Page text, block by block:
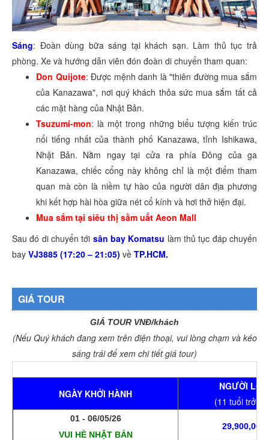
Sáng: Đoàn dùng bữa sáng tại khách sạn. Làm thủ tục trả
phòng. Xe và hướng dẫn viên đón đoàn di chuyển tham quan:
Don Quijote: Được mệnh danh là "thiên đường mua sắm
của Kanazawa", nơi quý khách thỏa sức mua sắm tất cả
các mặt hàng của Nhật Bản.
Tsuzumi-mon: là một trong những biểu tượng kiến trúc
nổi tiếng nhất của thành phố Kanazawa, tỉnh Ishikawa,
Nhật Bản. Nằm ngay tại cửa ra phía Đông của ga
Kanazawa, chiếc cổng này không chỉ là một điểm tham
quan mà còn là niềm tự hào của người dân địa phương
khi kết hợp hài hòa giữa nét cổ kính và hơi thở hiện đại.
Mua sắm tại siêu thị sầm uất Aeon Mall
Sau đó di chuyển tới sân bay Komatsu làm thủ tục đáp chuyến
bay VJ3885 (17:20 – 21:05) về TP.HCM.
GIÁ TOUR
GIÁ TOUR VNĐ/khách
(Nếu Quý khách đang xem trên điện thoại, vui lòng chạm và kéo
sáng trái để xem chi tiết giá tour)
NGÀY KHỞI HÀNH
NGƯỜI LỚN
(11 tuổi trở
01 - 06/05/26
VUI HÈ NHẬT BẢN
29,900,000